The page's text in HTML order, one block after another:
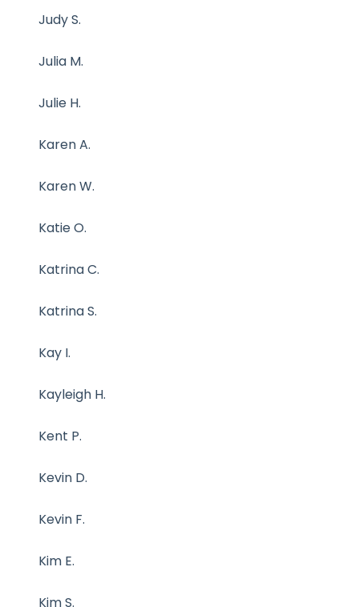
Judy S.
Julia M.
Julie H.
Karen A.
Karen W.
Katie O.
Katrina C.
Katrina S.
Kay I.
Kayleigh H.
Kent P.
Kevin D.
Kevin F.
Kim E.